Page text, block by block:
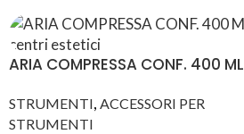
ARIA COMPRESSA CONF. 400 ML
STRUMENTI, ACCESSORI PER
STRUMENTI